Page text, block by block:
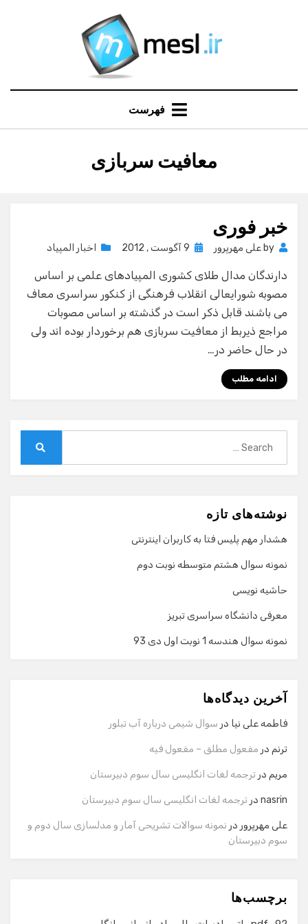
فهرست
برچسب
:
معافیت سربازی
خبر فوری
by علی مهرپرور
Posted
9 آگوست , 2012 اخبار المپیاد
دارندگان مدال طلای كشوری المپیادهای علمی بر اساس
مصوبه شورایعالی انقلاب فرهنگی از كنكور سراسری معاف
می باشند قابل ذكر است در گذشته بر اساس مصوبات
مراجع ذیربط از معافیت سربازی هم برخوردار بوده اند ولی
در حال حاضر در…
ادامه مطلب
نوشته‌های تازه
هشدار مهم پلیس فتا به کاربران اینترنتی
نمونه سوال هشتم متوسطه نوبت دوم
حاشیه نویسی
معرفی دانشگاه سراسری تبریز
نمونه سوال هندسه 1 نوبت اول دی 93
آخرین دیدگاه‌ها
فاطمه علی نیا در سوال شیمی درباره آب تبلور
ترنم در مفعول مطلق – مفعول فیه
مریم در ترجمه لغات انگلیسی سال سوم دبیرستان
nasrin در ترجمه لغات انگلیسی سال سوم دبیرستان
علی مهرپرور در نمونه سوالات تشریحی آمار و مدلسازی سال دوم و
سوم دبیرستان
برچسب‌ها
گفت‌وگو با دستیار هوشمند
سلام! برای شروع گفت‌وگو لطفاً شماره تماس یا ایمیل خود را
وارد کنید.
ایمیل